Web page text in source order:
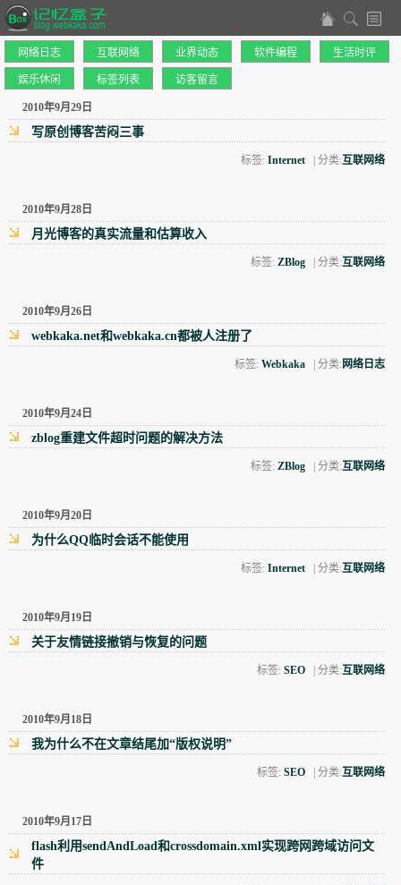
网络日志 互联网络 业界动态 软件编程 生活时评
娱乐休闲 标签列表 访客留言
2010年9月29日
写原创博客苦闷三事
标签:Internet | 分类:互联网络
2010年9月28日
月光博客的真实流量和估算收入
标签:ZBlog | 分类:互联网络
2010年9月26日
webkaka.net和webkaka.cn都被人注册了
标签:Webkaka | 分类: 网络日志
2010年9月24日
zblog重建文件超时问题的解决方法
标签:ZBlog | 分类:互联网络
2010年9月20日
为什么QQ临时会话不能使用
标签:Internet | 分类:互联网络
2010年9月19日
关于友情链接撤销与恢复的问题
标签:SEO | 分类:互联网络
2010年9月18日
我为什么不在文章结尾加“版权说明”
标签:SEO | 分类:互联网络
2010年9月17日
flash利用sendAndLoad和crossdomain.xml实现跨网跨域访问文
件